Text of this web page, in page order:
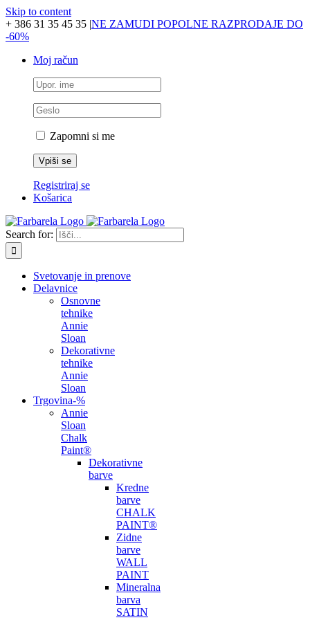
Skip to content
+ 386 31 35 45 35 |NE ZAMUDI POPOLNE RAZPRODAJE DO
-60%
Moj račun
Zapomni si me
Registriraj se
Košarica
Search for:
Svetovanje in prenove
Delavnice
Osnovne
tehnike
Annie
Sloan
Dekorativne
tehnike
Annie
Sloan
Trgovina-%
Annie
Sloan
Chalk
Paint®
Dekorativne
barve
Kredne
barve
CHALK
PAINT®
Zidne
barve
WALL
PAINT
Mineralna
barva
SATIN